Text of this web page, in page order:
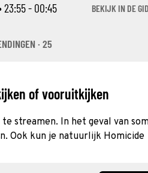
23:55 - 00:45 BEKIJK IN DE
· 25
of vooruitkijken
streamen. In het geval van
Ook kun je natuurlijk Homicide